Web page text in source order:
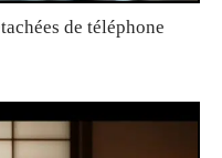
de téléphone